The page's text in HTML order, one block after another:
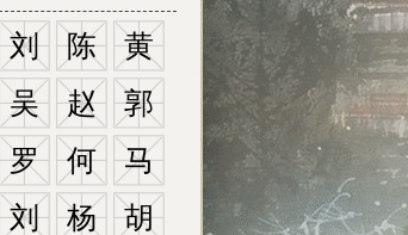
刘 陈
黄
吴 赵
郭
罗 何
马
刘 杨
胡